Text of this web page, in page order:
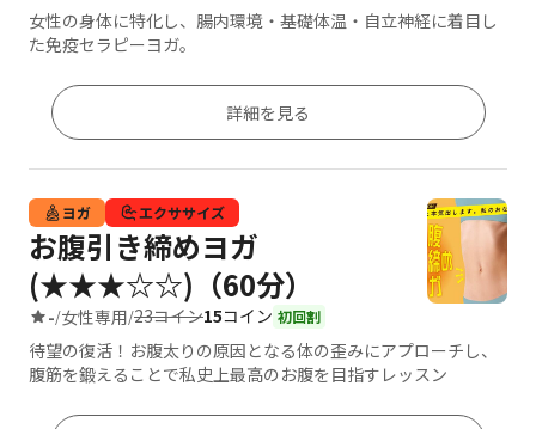
女性の身体に特化し、腸内環境・基礎体温・自立神経に着目し
た免疫セラピーヨガ。
詳細を見る
ヨガ エクササイズ
お腹引き締めヨガ
(★★★☆☆)（60分）
-/女性専用/23コイン15コイン 初回割
待望の復活！お腹太りの原因となる体の歪みにアプローチし、
腹筋を鍛えることで私史上最高のお腹を目指すレッスン